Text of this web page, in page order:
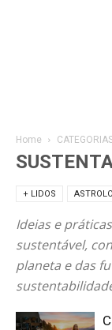
Home
+ LIDOS
Ideias e
sustentável,
planeta e das